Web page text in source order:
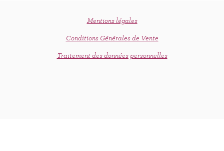
Mentions légales
Conditions Générales de Vente
Traitement des données personnelles